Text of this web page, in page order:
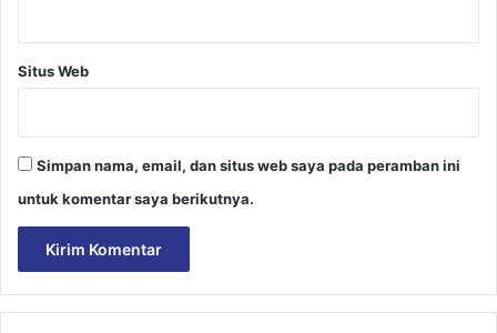
Situs Web
Simpan nama, email, dan situs web saya pada peramban ini
untuk komentar saya berikutnya.